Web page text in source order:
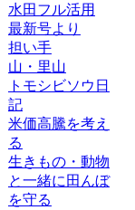
水田フル活用
最新号より
担い手
山・里山
トモシビソウ日
記
米価高騰を考え
る
生きもの・動物
と一緒に田んぼ
を守る